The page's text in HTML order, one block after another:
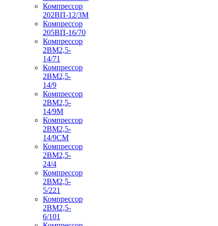
Компрессор
202ВП-12/3М
Компрессор
205ВП-16/70
Компрессор
2ВМ2,5-
14/71
Компрессор
2ВМ2,5-
14/9
Компрессор
2ВМ2,5-
14/9М
Компрессор
2ВМ2,5-
14/9СМ
Компрессор
2ВМ2,5-
24/4
Компрессор
2ВМ2,5-
5/221
Компрессор
2ВМ2,5-
6/101